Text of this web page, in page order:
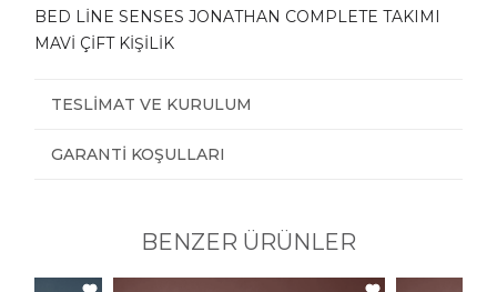
BED LİNE SENSES JONATHAN COMPLETE TAKIMI
MAVİ ÇİFT KİŞİLİK
TESLIMAT VE KURULUM
GARANTI KOŞULLARI
BENZER ÜRÜNLER